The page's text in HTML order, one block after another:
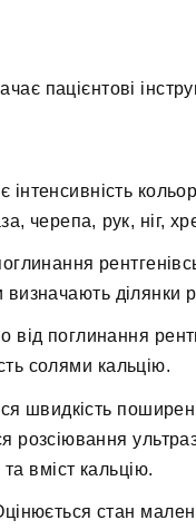
пацієнтові
інтенсивність
черепа, рук, ніг,
визначають ділянки
поглинання
солями кальцію.
швидкість
розсіювання
вміст кальцію.
стан